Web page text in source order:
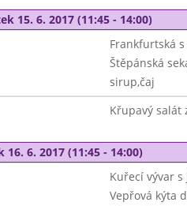
15. 6. 2017 (11:45 - 14:00)
Frankfurtská
Štěpánská
sirup,čaj
Křupavý salát
16. 6. 2017 (11:45 - 14:00)
Kuřecí vývar
Vepřová kýta